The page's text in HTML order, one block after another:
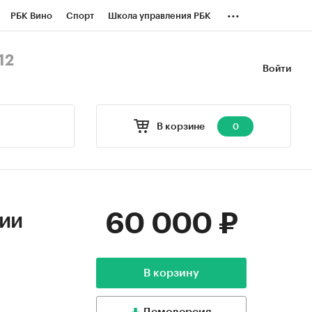
РБК Вино Спорт Школа управления РБК ...
Войти
В корзине 0
60 000 ₽
В корзину